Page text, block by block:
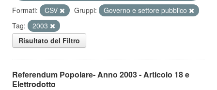
Formati:
CSV Gruppi:
Governo e settore pubblico
Tag:
2003
Risultato del Filtro
Referendum Popolare- Anno 2003 - Articolo 18 e
Elettrodotto